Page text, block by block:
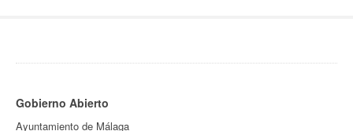
Gobierno Abierto
Ayuntamiento de Málaga